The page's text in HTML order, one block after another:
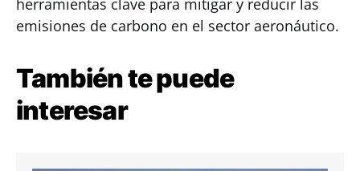
herramientas clave para mitigar y reducir las
emisiones de carbono en el sector aeronáutico.
También te puede
interesar